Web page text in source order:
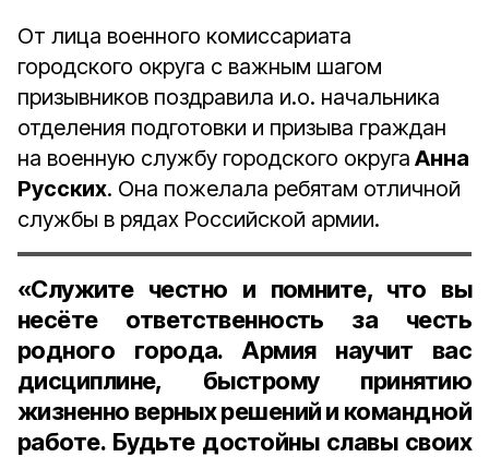
От лица военного комиссариата
городского округа с важным шагом
призывников поздравила и.о. начальника
отделения подготовки и призыва граждан
на военную службу городского округа Анна
Русских. Она пожелала ребятам отличной
службы в рядах Российской армии.
«Служите честно и помните, что вы
несёте ответственность за честь
родного города. Армия научит вас
дисциплине, быстрому принятию
жизненно верных решений и командной
работе. Будьте достойны славы своих